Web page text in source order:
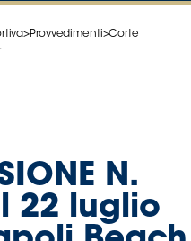
>Provvedimenti>Corte
N.
22 luglio